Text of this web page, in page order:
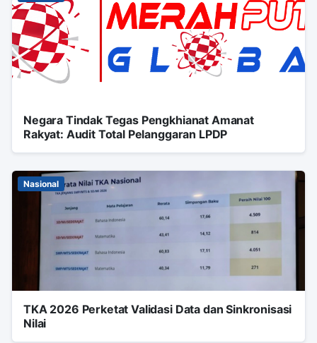
Negara Tindak Tegas Pengkhianat Amanat
Rakyat: Audit Total Pelanggaran LPDP
Nasional
TKA 2026 Perketat Validasi Data dan Sinkronisasi
Nilai